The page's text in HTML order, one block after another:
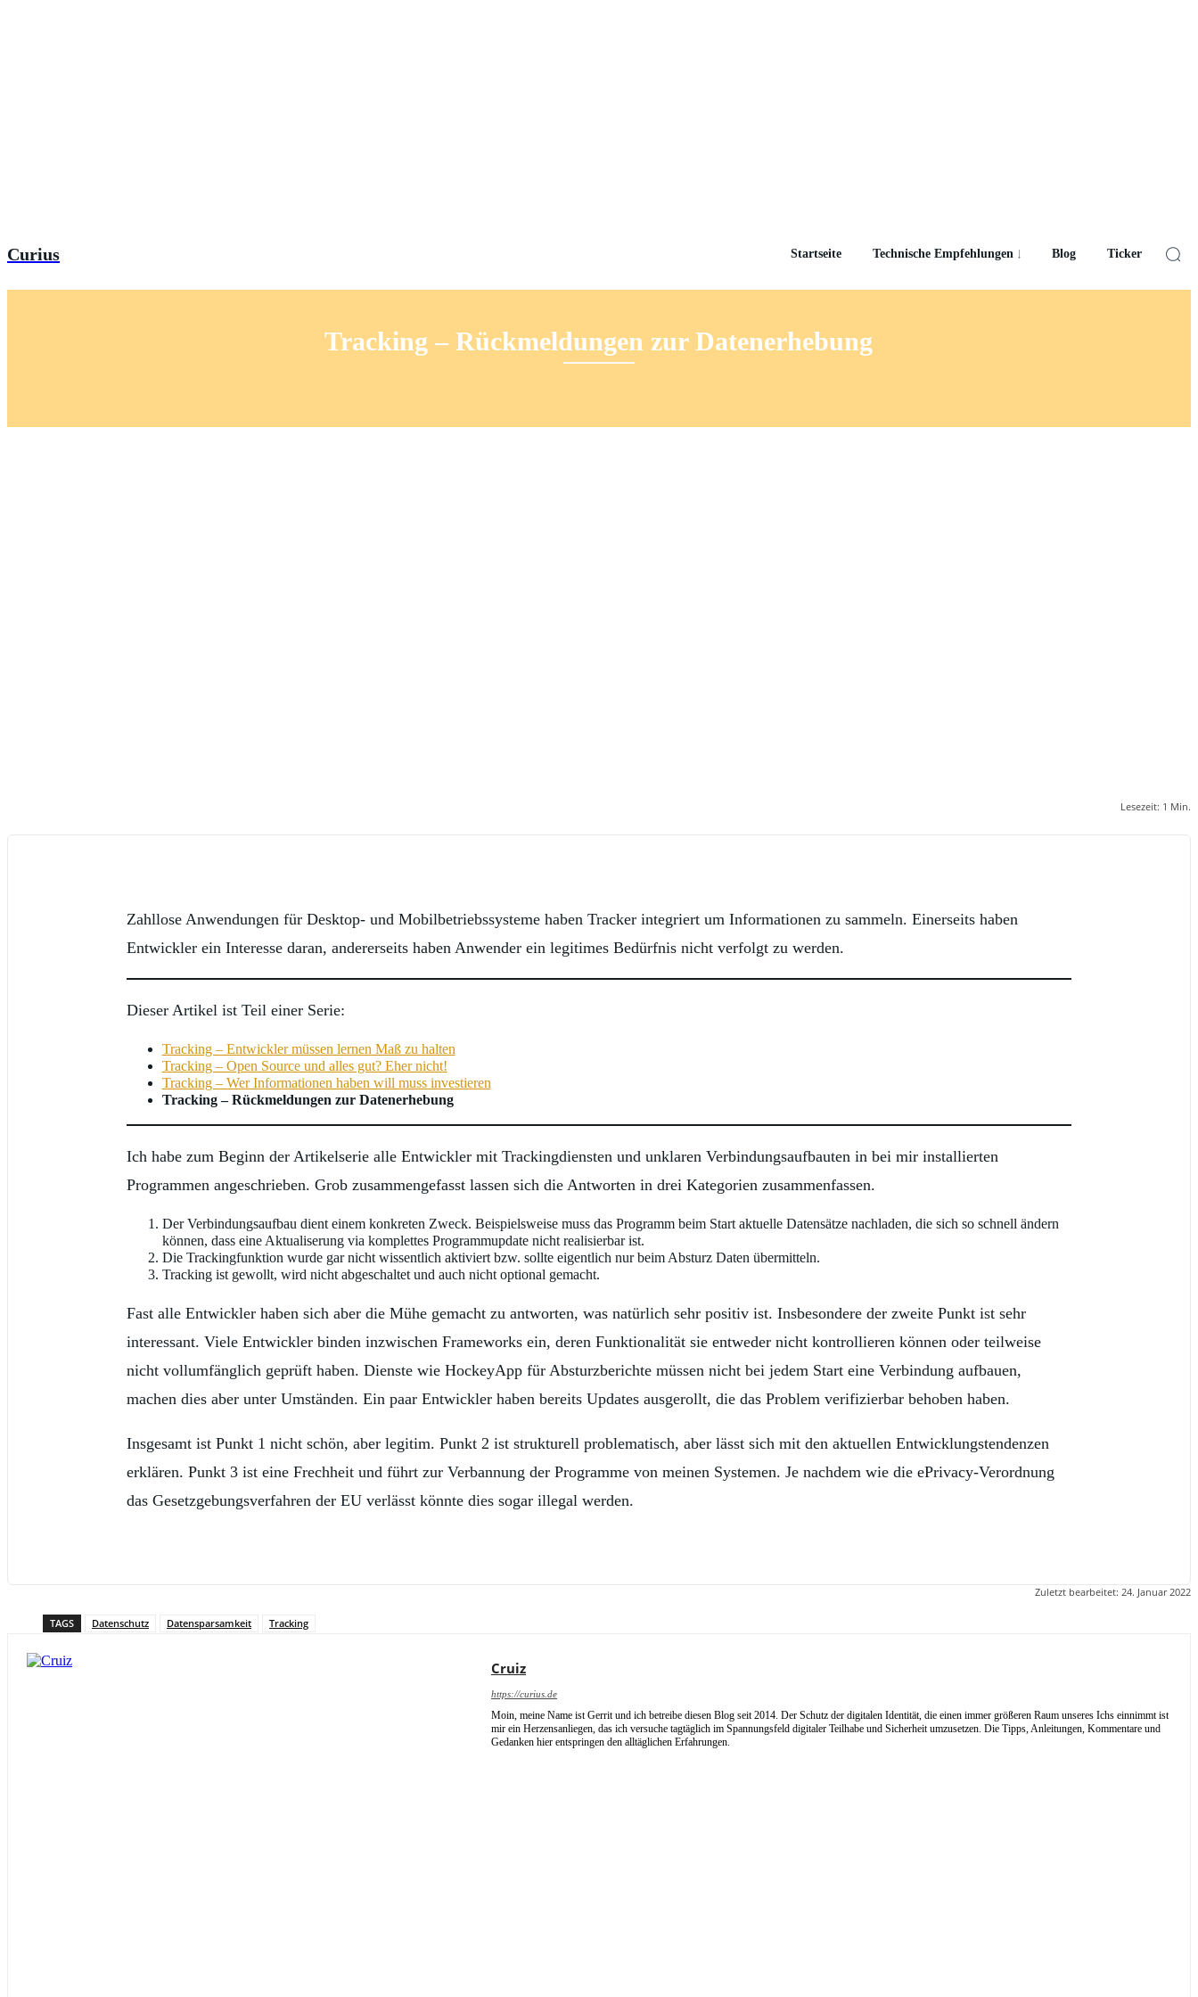
Curius Startseite Technische Empfehlungen Blog Ticker
Tracking – Rückmeldungen zur Datenerhebung
Lesezeit: 1 Min.
Zahllose Anwendungen für Desktop- und Mobilbetriebssysteme haben Tracker integriert um Informationen zu sammeln. Einerseits haben
Entwickler ein Interesse daran, andererseits haben Anwender ein legitimes Bedürfnis nicht verfolgt zu werden.
Dieser Artikel ist Teil einer Serie:
Tracking – Entwickler müssen lernen Maß zu halten
Tracking – Open Source und alles gut? Eher nicht!
Tracking – Wer Informationen haben will muss investieren
Tracking – Rückmeldungen zur Datenerhebung
Ich habe zum Beginn der Artikelserie alle Entwickler mit Trackingdiensten und unklaren Verbindungsaufbauten in bei mir installierten
Programmen angeschrieben. Grob zusammengefasst lassen sich die Antworten in drei Kategorien zusammenfassen.
Der Verbindungsaufbau dient einem konkreten Zweck. Beispielsweise muss das Programm beim Start aktuelle Datensätze nachladen, die sich so schnell ändern
können, dass eine Aktualiserung via komplettes Programmupdate nicht realisierbar ist.
Die Trackingfunktion wurde gar nicht wissentlich aktiviert bzw. sollte eigentlich nur beim Absturz Daten übermitteln.
Tracking ist gewollt, wird nicht abgeschaltet und auch nicht optional gemacht.
Fast alle Entwickler haben sich aber die Mühe gemacht zu antworten, was natürlich sehr positiv ist. Insbesondere der zweite Punkt ist sehr
interessant. Viele Entwickler binden inzwischen Frameworks ein, deren Funktionalität sie entweder nicht kontrollieren können oder teilweise
nicht vollumfänglich geprüft haben. Dienste wie HockeyApp für Absturzberichte müssen nicht bei jedem Start eine Verbindung aufbauen,
machen dies aber unter Umständen. Ein paar Entwickler haben bereits Updates ausgerollt, die das Problem verifizierbar behoben haben.
Insgesamt ist Punkt 1 nicht schön, aber legitim. Punkt 2 ist strukturell problematisch, aber lässt sich mit den aktuellen Entwicklungstendenzen
erklären. Punkt 3 ist eine Frechheit und führt zur Verbannung der Programme von meinen Systemen. Je nachdem wie die ePrivacy-Verordnung
das Gesetzgebungsverfahren der EU verlässt könnte dies sogar illegal werden.
Zuletzt bearbeitet: 24. Januar 2022
TAGS Datenschutz Datensparsamkeit Tracking
Cruiz
https://curius.de
Moin, meine Name ist Gerrit und ich betreibe diesen Blog seit 2014. Der Schutz der digitalen Identität, die einen immer größeren Raum unseres Ichs einnimmt ist
mir ein Herzensanliegen, das ich versuche tagtäglich im Spannungsfeld digitaler Teilhabe und Sicherheit umzusetzen. Die Tipps, Anleitungen, Kommentare und
Gedanken hier entspringen den alltäglichen Erfahrungen.